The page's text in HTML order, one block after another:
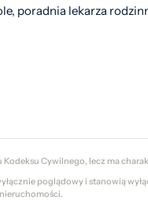
poradnia lekarza
Cywilnego, lecz ma
poglądowy i stanowią